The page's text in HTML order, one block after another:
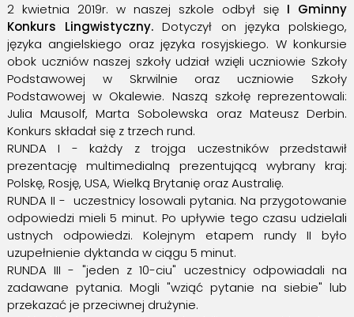
2 kwietnia 2019r. w naszej szkole odbył się I Gminny
Konkurs Lingwistyczny.Dotyczył on języka polskiego,
języka angielskiego oraz języka rosyjskiego. W konkursie
obok uczniów naszej szkoły udział wzięli uczniowie Szkoły
Podstawowej w Skrwilnie oraz uczniowie Szkoły
Podstawowej w Okalewie. Naszą szkołę reprezentowali:
Julia Mausolf, Marta Sobolewska oraz Mateusz Derbin.
Konkurs składał się z trzech rund.
RUNDA I - każdy z trojga uczestników przedstawił
prezentację multimedialną prezentującą wybrany kraj:
Polskę, Rosję, USA, Wielką Brytanię oraz Australię.
RUNDA II - uczestnicy losowali pytania. Na przygotowanie
odpowiedzi mieli 5 minut. Po upływie tego czasu udzielali
ustnych odpowiedzi. Kolejnym etapem rundy II było
uzupełnienie dyktanda w ciągu 5 minut.
RUNDA III - "jeden z 10-ciu" uczestnicy odpowiadali na
zadawane pytania. Mogli "wziąć pytanie na siebie" lub
przekazać je przeciwnej drużynie.